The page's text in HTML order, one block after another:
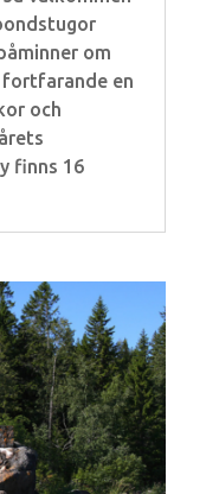
om
en
och
finns 16